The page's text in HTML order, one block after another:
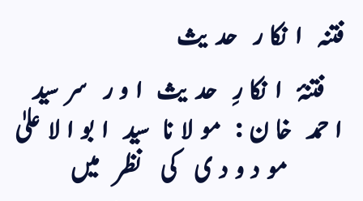
فتنہ انکار حدیث
فتنۂ انکارِ حدیث اور سرسید
احمد خان: مولانا سید ابوالاعلیٰ
مودودی کی نظر میں